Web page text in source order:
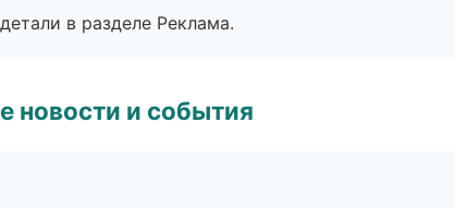
в разделе Реклама.
новости и события